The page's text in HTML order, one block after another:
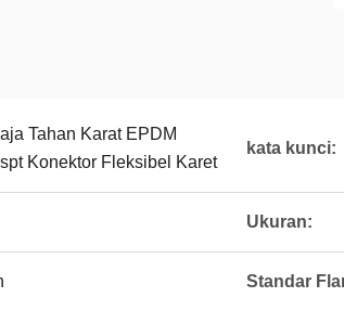
Tahan Karat EPDM
Konektor Fleksibel Karet
kata kunci:
Ukuran:
Standar